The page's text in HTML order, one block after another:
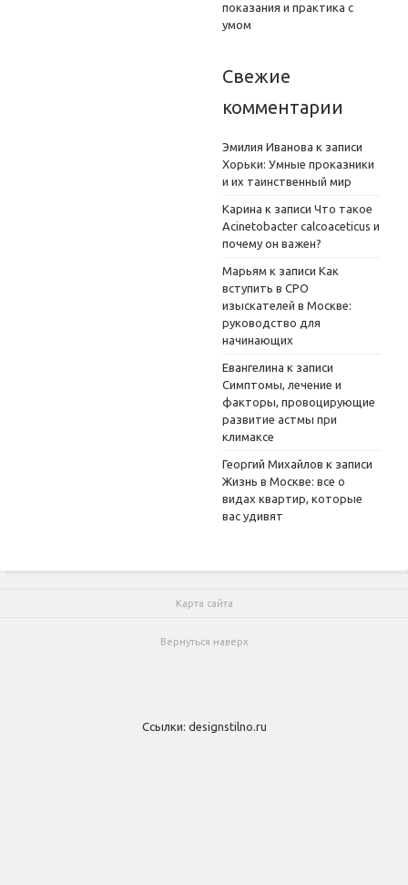
показания и практика с
умом
Свежие
комментарии
Эмилия Иванова к записи
Хорьки: Умные проказники
и их таинственный мир
Карина к записи Что такое
Acinetobacter calcoaceticus и
почему он важен?
Марьям к записи Как
вступить в СРО
изыскателей в Москве:
руководство для
начинающих
Евангелина к записи
Симптомы, лечение и
факторы, провоцирующие
развитие астмы при
климаксе
Георгий Михайлов к записи
Жизнь в Москве: все о
видах квартир, которые
вас удивят
Карта сайта
Вернуться наверх
Ссылки: designstilno.ru